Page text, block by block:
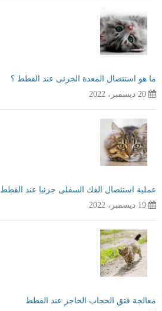
ما هو استئصال المعدة الجزئى عند القطط ؟
20 ديسمبر، 2022
عملية استئصال الفك السفلى جزئيا عند القطط
19 ديسمبر، 2022
معالجة فتق الحجاب الحاجز عند القطط